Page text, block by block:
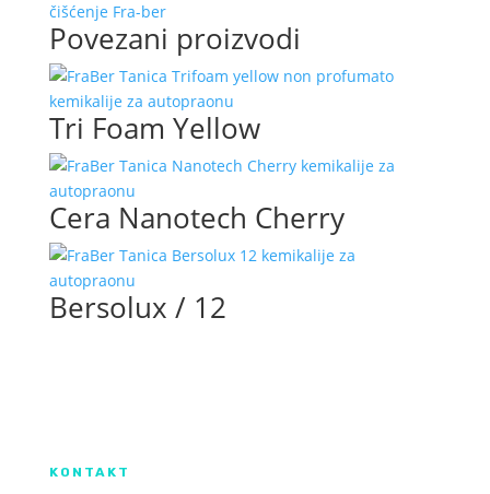
čišćenje Fra-ber
Povezani proizvodi
Tri Foam Yellow
Cera Nanotech Cherry
Bersolux / 12
KONTAKT